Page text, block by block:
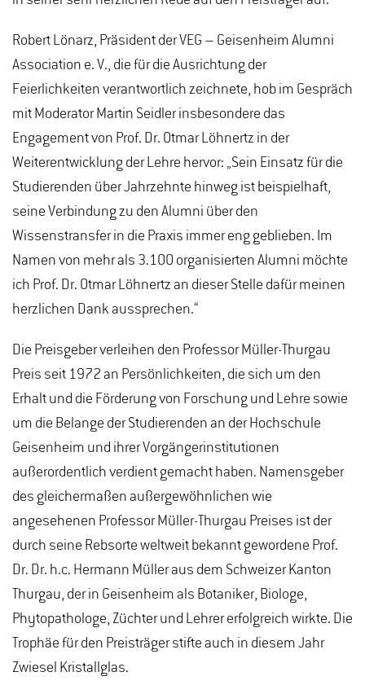
Robert Lönarz, Präsident der VEG – Geisenheim Alumni
Association e. V., die für die Ausrichtung der
Feierlichkeiten verantwortlich zeichnete, hob im Gespräch
mit Moderator Martin Seidler insbesondere das
Engagement von Prof. Dr. Otmar Löhnertz in der
Weiterentwicklung der Lehre hervor: „Sein Einsatz für die
Studierenden über Jahrzehnte hinweg ist beispielhaft,
seine Verbindung zu den Alumni über den
Wissenstransfer in die Praxis immer eng geblieben. Im
Namen von mehr als 3.100 organisierten Alumni möchte
ich Prof. Dr. Otmar Löhnertz an dieser Stelle dafür meinen
herzlichen Dank aussprechen.“
Die Preisgeber verleihen den Professor Müller-Thurgau
Preis seit 1972 an Persönlichkeiten, die sich um den
Erhalt und die Förderung von Forschung und Lehre sowie
um die Belange der Studierenden an der Hochschule
Geisenheim und ihrer Vorgängerinstitutionen
außerordentlich verdient gemacht haben. Namensgeber
des gleichermaßen außergewöhnlichen wie
angesehenen Professor Müller-Thurgau Preises ist der
durch seine Rebsorte weltweit bekannt gewordene Prof.
Dr. Dr. h.c. Hermann Müller aus dem Schweizer Kanton
Thurgau, der in Geisenheim als Botaniker, Biologe,
Phytopathologe, Züchter und Lehrer erfolgreich wirkte. Die
Trophäe für den Preisträger stifte auch in diesem Jahr
Zwiesel Kristallglas.